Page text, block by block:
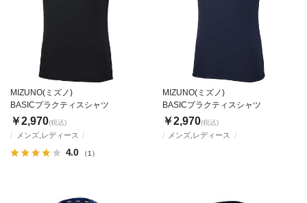
メンズ,レディース
4.0 （1）
MIZUNO(ミズノ)
BASICプラクティスシャツ
￥2,970(税込)
メンズ,レディース
MIZUNO(ミズノ)
BASICプラクティスシャツ
￥2,970(税込)